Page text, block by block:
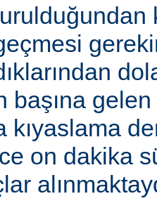
başına
kıyaslama
on dakika